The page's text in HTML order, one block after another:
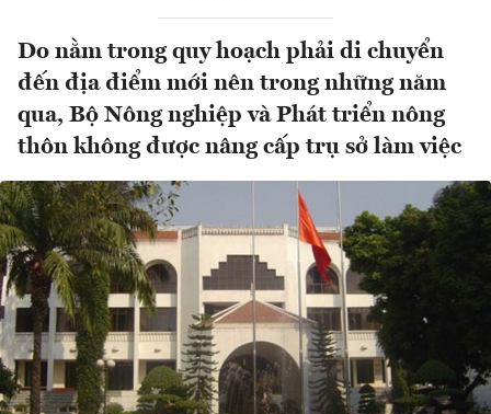
Do nằm trong quy hoạch phải di chuyển
đến địa điểm mới nên trong những năm
qua, Bộ Nông nghiệp và Phát triển nông
thôn không được nâng cấp trụ sở làm việc